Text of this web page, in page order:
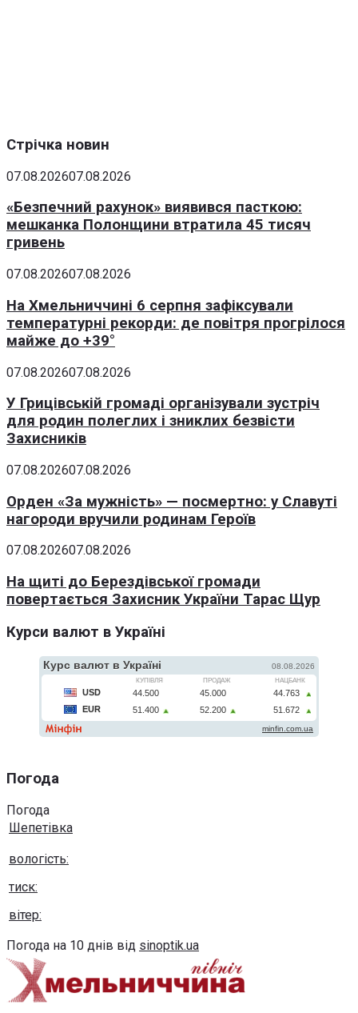
Стрічка новин
07.08.202607.08.2026
«Безпечний рахунок» виявився пасткою:
мешканка Полонщини втратила 45 тисяч
гривень
07.08.202607.08.2026
На Хмельниччині 6 серпня зафіксували
температурні рекорди: де повітря прогрілося
майже до +39°
07.08.202607.08.2026
У Грицівській громаді організували зустріч
для родин полеглих і зниклих безвісти
Захисників
07.08.202607.08.2026
Орден «За мужність» — посмертно: у Славуті
нагороди вручили родинам Героїв
07.08.202607.08.2026
На щиті до Берездівської громади
повертається Захисник України Тарас Щур
Курси валют в Україні
Погода
Погода
Шепетівка
вологість:
тиск:
вітер:
Погода на 10 днів від sinoptik.ua